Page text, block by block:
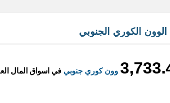
الكوري الجنوبي
وون كوري جنوبي في اسواق المال